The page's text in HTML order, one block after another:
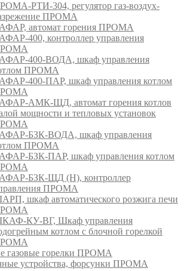
РТИ-304, регулятор газ-воздух-
ПРОМА
автомат горения ПРОМА
400, контроллер управления
400-ВОДА, шкаф управления
ПРОМА
400-ПАР, шкаф управления котлом
АМК-ЩД, автомат горения котлов
мощности и тепловых установок
БЗК-ВОДА, шкаф управления
ПРОМА
БЗК-ПАР, шкаф управления котлом
БЗК-ЩД (Н), контроллер
ПРОМА
шкаф автоматического розжига печи
КУ-ВГ, Шкаф управления
котлом с блочной горелкой
газовые горелки ПРОМА
устройства, форсунки ПРОМА